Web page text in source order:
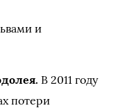
и
В 2011 году
потери